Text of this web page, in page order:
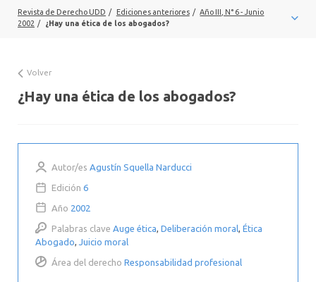
CONTACTO Y SUSCRIPCIÓN
Revista de Derecho UDD / Ediciones anteriores / Año III, N° 6 - Junio
2002 / ¿Hay una ética de los abogados?
Volver
¿Hay una ética de los abogados?
Autor/es Agustín Squella Narducci
Edición 6
Año 2002
Palabras clave Auge ética Deliberación moral Ética
Abogado
Juicio moral
Área del derecho Responsabilidad profesional